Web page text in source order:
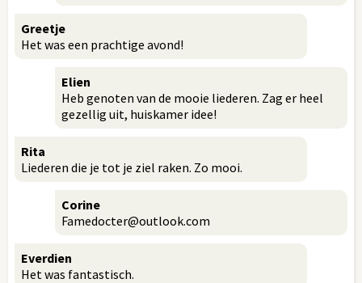
Greetje
Het was een prachtige avond!
Elien
Heb genoten van de mooie liederen. Zag er heel
gezellig uit, huiskamer idee!
Rita
Liederen die je tot je ziel raken. Zo mooi.
Corine
Famedocter@outlook.com
Everdien
Het was fantastisch.